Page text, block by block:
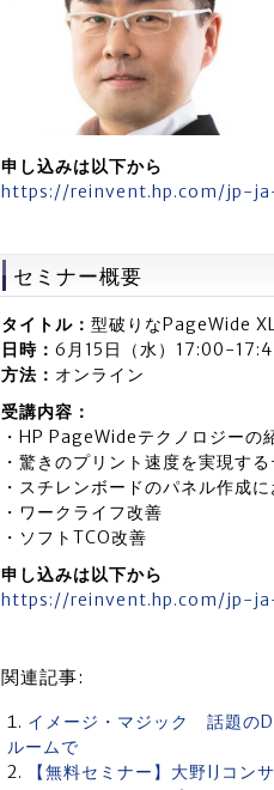
申し込みは以下から
https://reinvent.hp.com/jp-
セミナー概要
タイトル： 型破りなPageWide
日時： 6月15日（水）17:00-
方法： オンライン
受講内容：
・HP PageWideテクノロジーの
・驚きのプリント速度を実現す
・スチレンボードのパネル作成
・ワークライフ改善
・ソフトTCO改善
申し込みは以下から
https://reinvent.hp.com/jp-
関連記事:
イメージ・マジック 話題の
ルームで
【無料セミナー】大野IJコ